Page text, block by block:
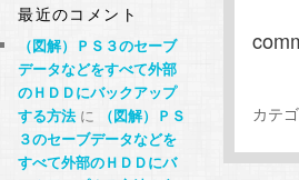
カテ
最近のコメント
（図解）ＰＳ３のセーブ
データなどをすべて外部
のＨＤＤにバックアップ
する方法に
（図解）ＰＳ
３のセーブデータなどを
すべて外部のＨＤＤにバ